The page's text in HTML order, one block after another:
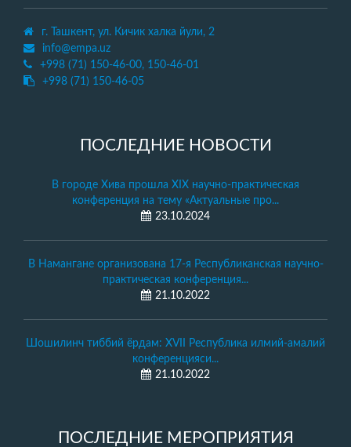
г. Ташкент, ул. Кичик халка йули, 2
info@empa.uz
+998 (71) 150-46-00, 150-46-01
+998 (71) 150-46-05
ПОСЛЕДНИЕ НОВОСТИ
В городе Хива прошла XIX научно-практическая
конференция на тему «Актуальные про...
23.10.2024
В Намангане организована 17-я Республиканская научно-
практическая конференция...
21.10.2022
Шошилинч тиббий ёрдам: XVII Республика илмий-амалий
конференцияси...
21.10.2022
ПОСЛЕДНИЕ МЕРОПРИЯТИЯ